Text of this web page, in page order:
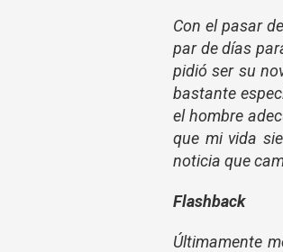
Con el pasar
par de días
pidió ser su
bastante
el hombre
que mi vida
noticia que
Flashback
Últimamente